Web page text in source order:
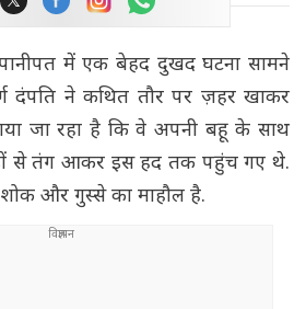
में एक बेहद दुखद घटना सामने
दंपति ने कथित तौर पर ज़हर खाकर
जा रहा है कि वे अपनी बहू के साथ
से तंग आकर इस हद तक पहुंच गए थे.
और गुस्से का माहौल है.